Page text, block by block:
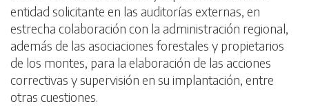
entidad solicitante en las auditorías externas, en
estrecha colaboración con la administración regional,
además de las asociaciones forestales y propietarios
de los montes, para la elaboración de las acciones
correctivas y supervisión en su implantación, entre
otras cuestiones.